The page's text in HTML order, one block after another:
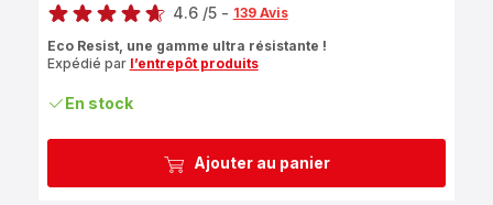
Ajouter au panier
4.6 /5 - 139 Avis
Eco Resist, une gamme ultra résistante !
Expédié par l’entrepôt produits
En stock